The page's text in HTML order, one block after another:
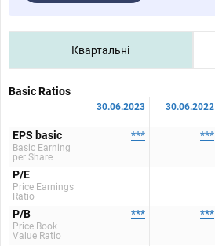
Квартальні
Basic Ratios
30.06.2023 30.06.2022
EPS basic
Basic Earning
per Share
*** ***
P/E
Price Earnings
Ratio
P/B
Price Book
Value Ratio
*** ***